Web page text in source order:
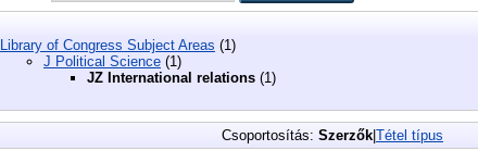
Library of Congress Subject Areas (1)
J Political Science (1)
JZ International relations (1)
Csoportosítás: Szerzők Tétel típus